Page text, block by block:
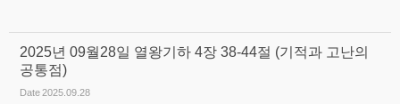
2025년 09월28일 열왕기하 4장 38-44절 (기적과 고난의
공통점)
Date2025.09.28